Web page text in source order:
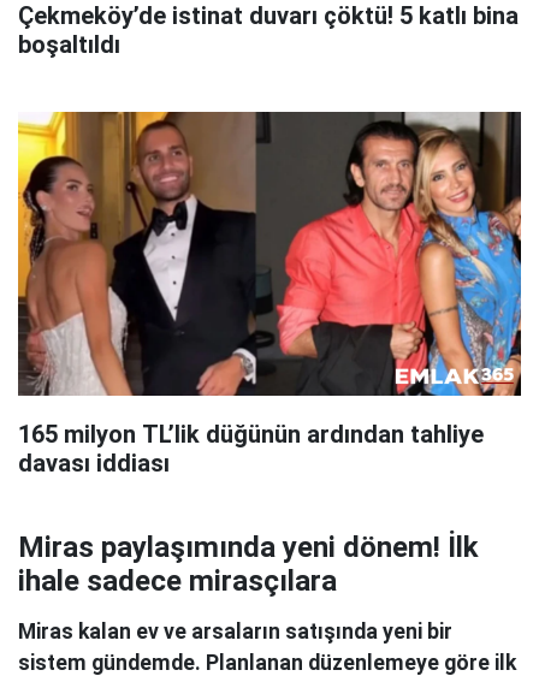
Çekmeköy’de istinat duvarı çöktü! 5 katlı bina
boşaltıldı
165 milyon TL’lik düğünün ardından tahliye
davası iddiası
Miras paylaşımında yeni dönem! İlk
ihale sadece mirasçılara
Miras kalan ev ve arsaların satışında yeni bir
sistem gündemde. Planlanan düzenlemeye göre ilk